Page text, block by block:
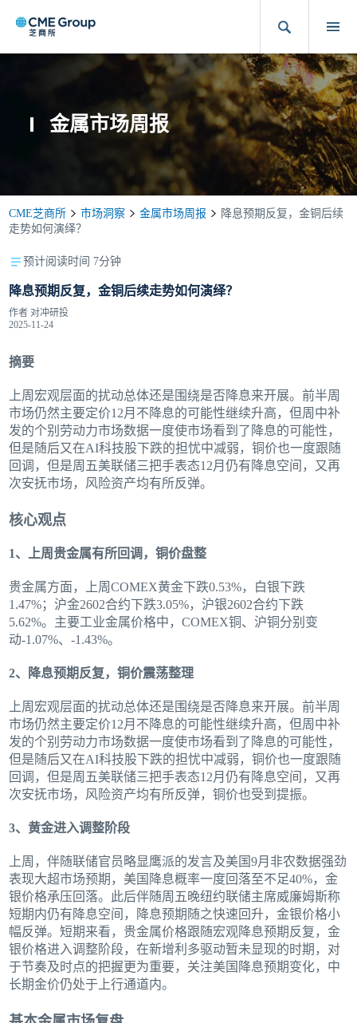
金属市场周报
CME芝商所 市场洞察 金属市场周报
降息预期反复，金铜后续
走势如何演绎？
预计阅读时间 7分钟
降息预期反复，金铜后续走势如何演绎？
作者对冲研投
2025-11-24
摘要
上周宏观层面的扰动总体还是围绕是否降息来开展。前半周
市场仍然主要定价12月不降息的可能性继续升高，但周中补
发的个别劳动力市场数据一度使市场看到了降息的可能性，
但是随后又在AI科技股下跌的担忧中减弱，铜价也一度跟随
回调，但是周五美联储三把手表态12月仍有降息空间，又再
次安抚市场，风险资产均有所反弹。
核心观点
1、上周贵金属有所回调，铜价盘整
贵金属方面，上周COMEX黄金下跌0.53%，白银下跌
1.47%；沪金2602合约下跌3.05%，沪银2602合约下跌
5.62%。主要工业金属价格中，COMEX铜、沪铜分别变
动-1.07%、-1.43%。
2、降息预期反复，铜价震荡整理
上周宏观层面的扰动总体还是围绕是否降息来开展。前半周
市场仍然主要定价12月不降息的可能性继续升高，但周中补
发的个别劳动力市场数据一度使市场看到了降息的可能性，
但是随后又在AI科技股下跌的担忧中减弱，铜价也一度跟随
回调，但是周五美联储三把手表态12月仍有降息空间，又再
次安抚市场，风险资产均有所反弹，铜价也受到提振。
3、黄金进入调整阶段
上周，伴随联储官员略显鹰派的发言及美国9月非农数据强劲
表现大超市场预期，美国降息概率一度回落至不足40%，金
银价格承压回落。此后伴随周五晚纽约联储主席威廉姆斯称
短期内仍有降息空间，降息预期随之快速回升，金银价格小
幅反弹。短期来看，贵金属价格跟随宏观降息预期反复，金
银价格进入调整阶段，在新增利多驱动暂未显现的时期，对
于节奏及时点的把握更为重要，关注美国降息预期变化，中
长期金价仍处于上行通道内。